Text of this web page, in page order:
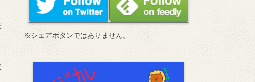
※シェアボタンではありません。